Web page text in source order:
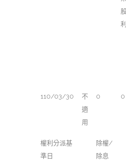
利
110/03/30
不
適
用
0 0
權利分派基
準日
除權/
除息